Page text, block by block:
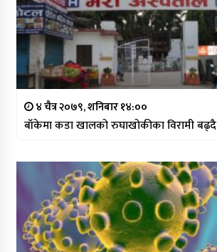
४ चैत्र २०७९, शनिबार १४:००
बाँकेमा कडा खालको रुघाखोकीका विरामी बढ्दै